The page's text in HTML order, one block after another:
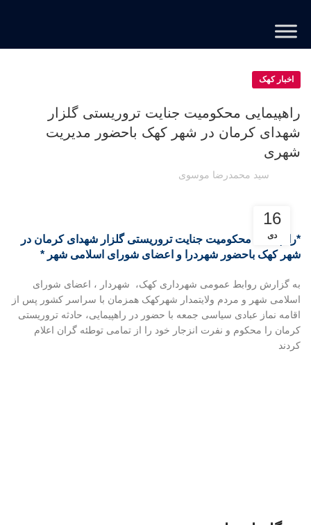
اخبار کهک
راهپیمایی محکومیت جنایت تروریستی گلزار
شهدای کرمان در شهر کهک باحضور مدیریت
شهری
سید محمدرضا موسوی
16
دی
*راهپیمایی محکومیت جنایت تروریستی گلزار شهدای کرمان در
شهر کهک باحضور شهردرا و اعضای شورای اسلامی شهر *
به گزارش روابط عمومی شهرداری کهک، شهردار ، اعضای شورای
اسلامی شهر و مردم ولایتمدار شهرکهک همزمان با سراسر کشور پس از
اقامه نماز عبادی سیاسی جمعه با حضور در راهپیمایی، حادثه تروریستی
کرمان را محکوم و نفرت انزجار خود را از تمامی توطئه گران اعلام
کردند